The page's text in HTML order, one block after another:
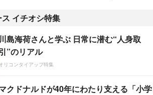
イチオシ特集
川島海荷さんと学ぶ 日常に潜む“人身取
”のリアル
リコンタイアップ特集
クドナルドが40年にわたり支える「小学